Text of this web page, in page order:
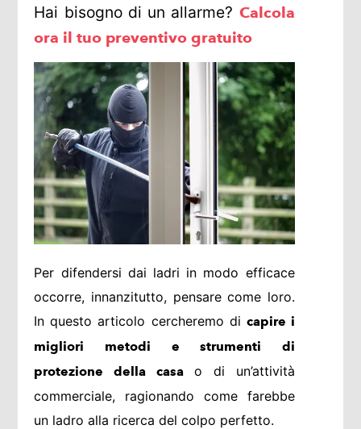
Hai bisogno di un allarme? Calcola
ora il tuo preventivo gratuito
Per difendersi dai ladri in modo efficace
occorre, innanzitutto, pensare come loro.
In questo articolo cercheremo di capire i
migliori metodi e strumenti di
protezione della casa o di un’attività
commerciale, ragionando come farebbe
un ladro alla ricerca del colpo perfetto.